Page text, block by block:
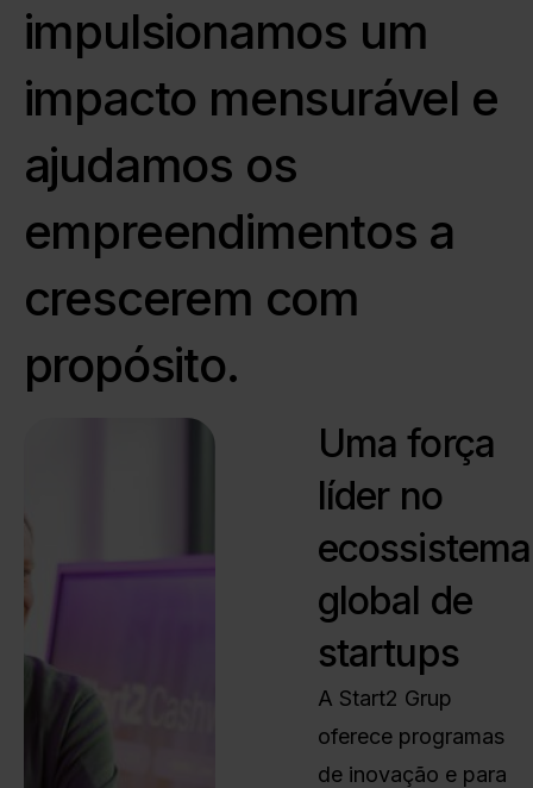
impulsionamos um
impacto mensurável e
ajudamos os
empreendimentos a
crescerem com
propósito.
Uma força
líder no
ecossistema
global de
startups
A Start2 Grup
oferece programas
de inovação e para